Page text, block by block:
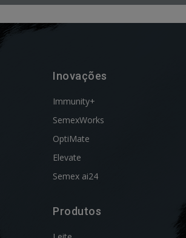
Inovações
Immunity+
SemexWorks
OptiMate
Elevate
Semex ai24
Produtos